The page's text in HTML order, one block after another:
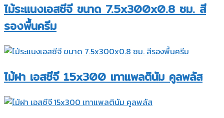
ไม้ระแนงเอสซีจี ขนาด 7.5x300x0.8 ซม. สี
รองพื้นครีม
ไม้ฝา เอสซีจี 15x300 เทาแพลตินัม คูลพลัส